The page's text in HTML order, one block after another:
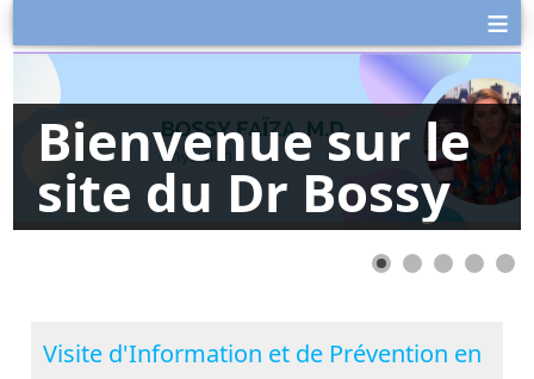
≡
Bienvenue sur le
site du Dr Bossy
Visite d'Information et de Prévention en